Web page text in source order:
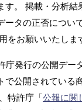
す。 掲載・分析結
ータの正否につい
をお願いいたしま
庁発行の公開デー
で公開されている
特許庁「公報に関